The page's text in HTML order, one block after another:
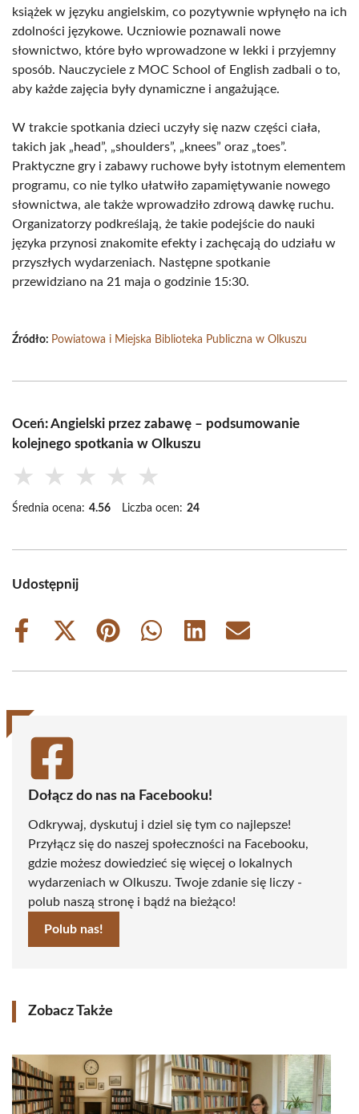
książek w języku angielskim, co pozytywnie wpłynęło na ich
zdolności językowe. Uczniowie poznawali nowe
słownictwo, które było wprowadzone w lekki i przyjemny
sposób. Nauczyciele z MOC School of English zadbali o to,
aby każde zajęcia były dynamiczne i angażujące.
W trakcie spotkania dzieci uczyły się nazw części ciała,
takich jak „head”, „shoulders”, „knees” oraz „toes”.
Praktyczne gry i zabawy ruchowe były istotnym elementem
programu, co nie tylko ułatwiło zapamiętywanie nowego
słownictwa, ale także wprowadziło zdrową dawkę ruchu.
Organizatorzy podkreślają, że takie podejście do nauki
języka przynosi znakomite efekty i zachęcają do udziału w
przyszłych wydarzeniach. Następne spotkanie
przewidziano na 21 maja o godzinie 15:30.
Źródło: Powiatowa i Miejska Biblioteka Publiczna w Olkuszu
Oceń: Angielski przez zabawę – podsumowanie
kolejnego spotkania w Olkuszu
★ ★ ★ ★ ★
Średnia ocena: 4.56 Liczba ocen: 24
Udostępnij
Share
Share
(Twitter)
Share
Share
Share
Share
Dołącz do nas na Facebooku!
Odkrywaj, dyskutuj i dziel się tym co najlepsze!
Przyłącz się do naszej społeczności na Facebooku,
gdzie możesz dowiedzieć się więcej o lokalnych
wydarzeniach w Olkuszu. Twoje zdanie się liczy -
polub naszą stronę i bądź na bieżąco!
Polub nas!
Zobacz Także